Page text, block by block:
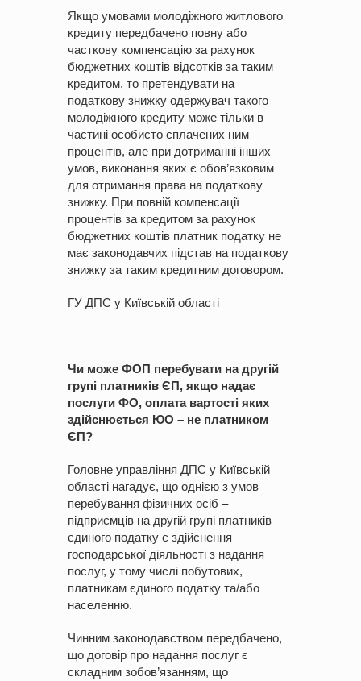
Якщо умовами молодіжного житлового
кредиту передбачено повну або
часткову компенсацію за рахунок
бюджетних коштів відсотків за таким
кредитом, то претендувати на
податкову знижку одержувач такого
молодіжного кредиту може тільки в
частині особисто сплачених ним
процентів, але при дотриманні інших
умов, виконання яких є обов’язковим
для отримання права на податкову
знижку. При повній компенсації
процентів за кредитом за рахунок
бюджетних коштів платник податку не
має законодавчих підстав на податкову
знижку за таким кредитним договором.
ГУ ДПС у Київській області
Чи може ФОП перебувати на другій
групі платників ЄП, якщо надає
послуги ФО, оплата вартості яких
здійснюється ЮО – не платником
ЄП?
Головне управління ДПС у Київській
області нагадує, що однією з умов
перебування фізичних осіб –
підприємців на другій групі платників
єдиного податку є здійснення
господарської діяльності з надання
послуг, у тому числі побутових,
платникам єдиного податку та/або
населенню.
Чинним законодавством передбачено,
що договір про надання послуг є
складним зобов’язанням, що